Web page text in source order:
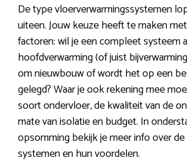
De type vloerverwarmingssystemen
uiteen. Jouw keuze heeft te maken
factoren: wil je een compleet systeem
hoofdverwarming (of juist
om nieuwbouw of wordt het op een
gelegd? Waar je ook rekening mee
soort ondervloer, de kwaliteit van de
mate van isolatie en budget. In
opsomming bekijk je meer info over
systemen en hun voordelen.